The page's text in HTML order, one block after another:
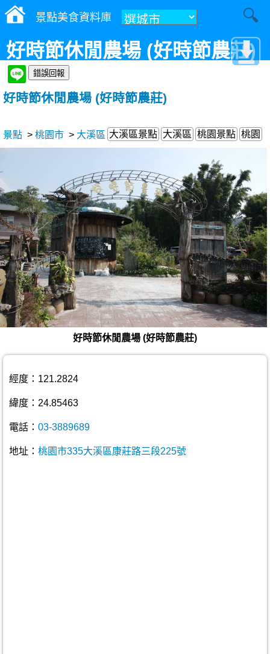
景點美食資料庫
好時節休閒農場 (好時節農莊)
好時節休閒農場 (好時節農莊)
景點 > 桃園市 > 大溪區 大溪區景點 大溪區 桃園景點 桃園
好時節休閒農場 (好時節農莊)
經度：121.2824
緯度：24.85463
電話： 03-3889689
地址： 桃園市335大溪區康莊路三段225號